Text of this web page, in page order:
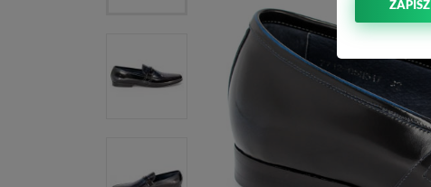
ZAPISZ